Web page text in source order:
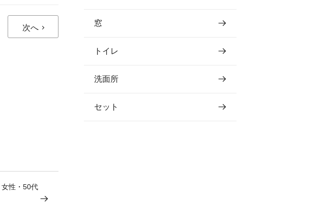
次へ
窓
トイレ
洗面所
セット
女性・50代